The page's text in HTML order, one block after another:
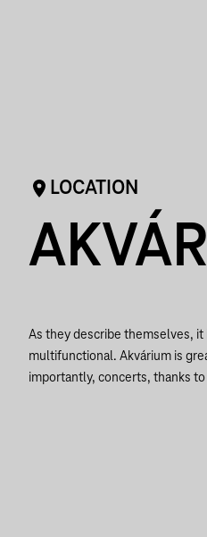
LOCATION
As they describe themselves,
multifunctional. Akvárium is
importantly, concerts, thanks